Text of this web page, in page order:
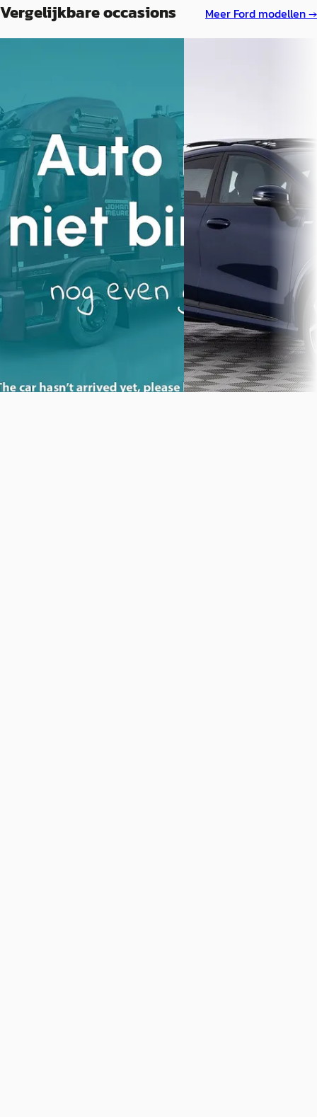
Vergelijkbare occasions Meer Ford modellen →
€ 24.900
v.a. € 528/mnd
Marktconform
2024 · 22.183 km · Benzine ·
Handgeschakeld
Autobedrijf Johan Meure
Purmerend
4,5(398)
Bekijk aanbieding →
Vergelijk
v.a. € 466/mnd
Scherp geprijsd
2022 · 35.214 km · Benzine
Automaat
Purmerend
4,5(398
Bekijk aanbieding →
Vergelijk